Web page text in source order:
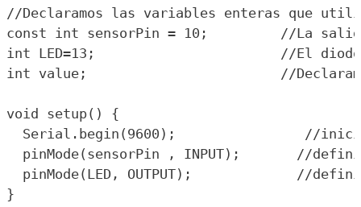
//Declaramos las variables enteras que
const int sensorPin = 10;         //La
int LED=13;                       //El diodo
int value;                        //Declaramos
void setup() {
Serial.begin(9600);                //
pinMode(sensorPin , INPUT);       //
pinMode(LED, OUTPUT);             //
}